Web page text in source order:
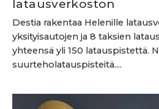
latausverkoston
Destia rakentaa Helenille
yksityisautojen ja 8 taksien
yhteensä yli 150 latauspistettä.
suurteholatauspisteitä....